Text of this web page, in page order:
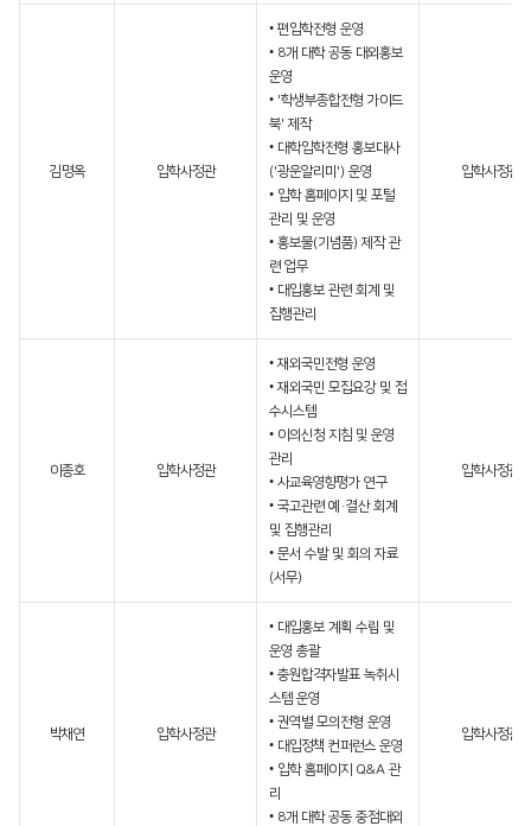
김명옥 입학사정관
• 편입학전형 운영
• 8개 대학 공동 대외홍보
운영
• '학생부종합전형 가이드
북' 제작
• 대학입학전형 홍보대사
('광운알리미') 운영
• 입학 홈페이지 및 포털
관리 및 운영
• 홍보물(기념품) 제작 관
련 업무
• 대입홍보 관련 회계 및
집행관리
입학사정관실
이종호 입학사정관
• 재외국민전형 운영
• 재외국민 모집요강 및 접
수시스템
• 이의신청 지침 및 운영
관리
• 사교육영향평가 연구
• 국고관련 예·결산 회계
및 집행관리
• 문서 수발 및 회의 자료
(서무)
입학사정관실
박채연 입학사정관
• 대입홍보 계획 수립 및
운영 총괄
• 충원합격자발표 녹취시
스템 운영
• 권역별 모의전형 운영
• 대입정책 컨퍼런스 운영
• 입학 홈페이지 Q&A 관
리
• 8개 대학 공동 중점대외
입학사정관실